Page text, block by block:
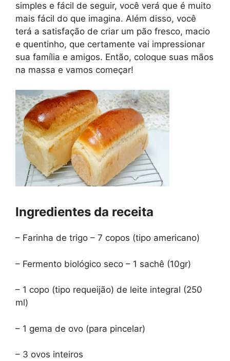
simples e fácil de seguir, você verá que é muito
mais fácil do que imagina. Além disso, você
terá a satisfação de criar um pão fresco, macio
e quentinho, que certamente vai impressionar
sua família e amigos. Então, coloque suas mãos
na massa e vamos começar!
Ingredientes da receita
– Farinha de trigo – 7 copos (tipo americano)
– Fermento biológico seco – 1 sachê (10gr)
– 1 copo (tipo requeijão) de leite integral (250
ml)
– 1 gema de ovo (para pincelar)
– 3 ovos inteiros